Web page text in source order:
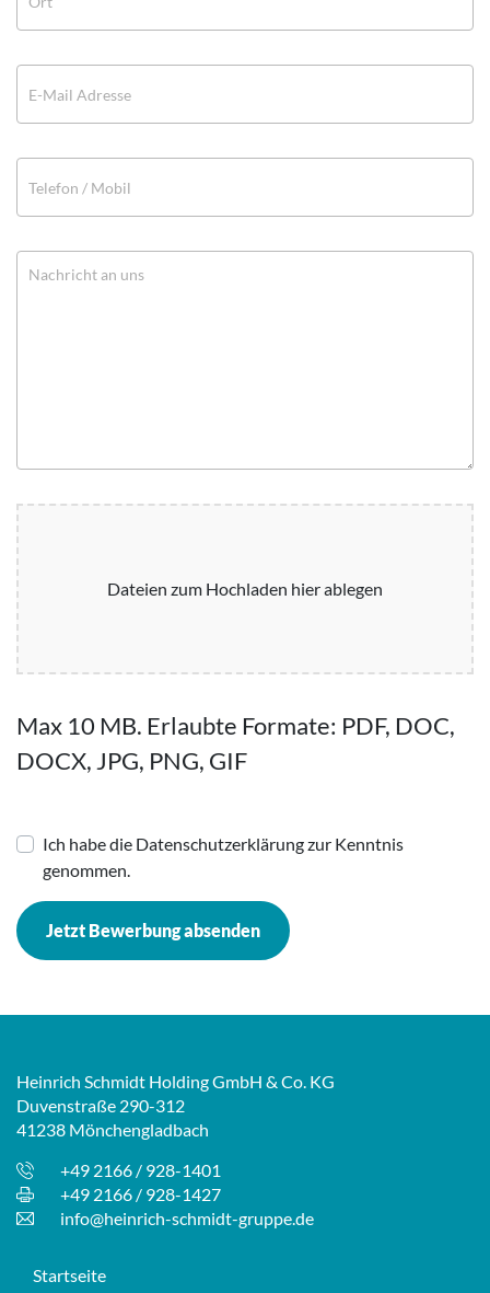
Dateien zum Hochladen hier ablegen
Max 10 MB. Erlaubte Formate: PDF, DOC,
DOCX, JPG, PNG, GIF
Ich habe die Datenschutzerklärung zur Kenntnis
genommen.
Jetzt Bewerbung absenden
Heinrich Schmidt Holding GmbH & Co. KG
Duvenstraße 290-312
41238 Mönchengladbach
+49 2166 / 928-1401
+49 2166 / 928-1427
info@heinrich-schmidt-gruppe.de
Startseite